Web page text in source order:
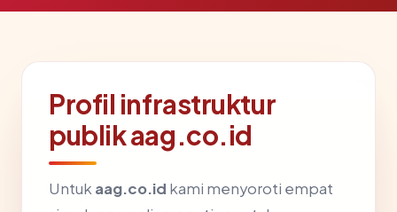
Profil infrastruktur
publik aag.co.id
Untuk aag.co.id kami menyoroti empat